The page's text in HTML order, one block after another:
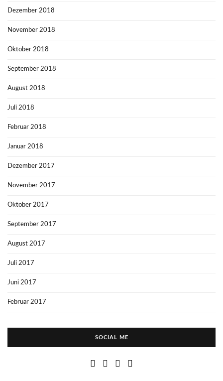
Dezember 2018
November 2018
Oktober 2018
September 2018
August 2018
Juli 2018
Februar 2018
Januar 2018
Dezember 2017
November 2017
Oktober 2017
September 2017
August 2017
Juli 2017
Juni 2017
Februar 2017
SOCIAL ME